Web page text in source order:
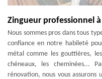
Zingueur professionnel
Nous sommes pros dans tous
confiance en notre habileté
métal comme les gouttières,
chéneaux, les cheminées...
rénovation, nous vous